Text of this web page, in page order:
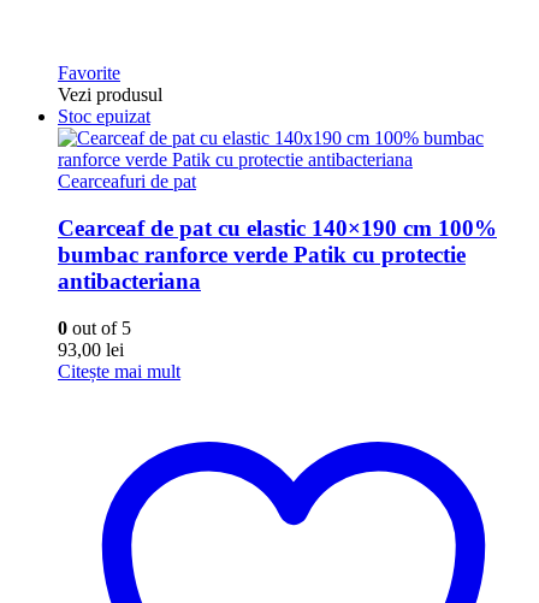
Favorite
Vezi produsul
Stoc epuizat
Cearceafuri de pat
Cearceaf de pat cu elastic 140×190 cm 100%
bumbac ranforce verde Patik cu protectie
antibacteriana
0 out of 5
93,00 lei
Citește mai mult